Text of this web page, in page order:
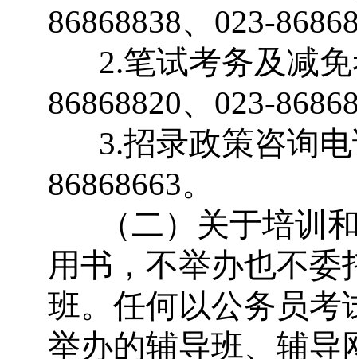
86868838、 023-
2.笔试考务及减
86868820、 023-
3.招录政策咨询
86868663。
（二）关于培训
用书，不举办也不
班。任何以公务员考
举办的辅导班、辅导